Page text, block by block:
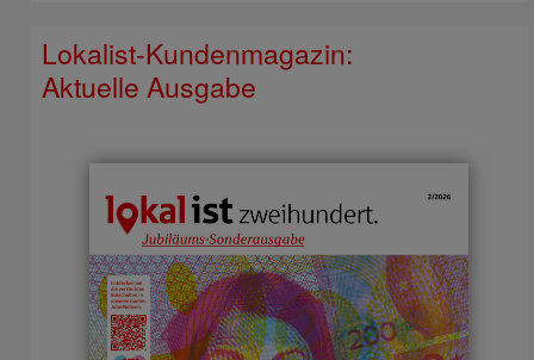
Lokalist-Kundenmagazin:
Aktuelle Ausgabe